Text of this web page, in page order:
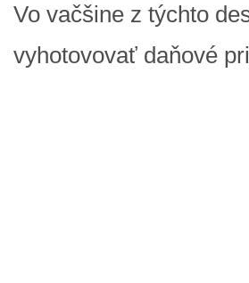
Vo vačšine z týchto
vyhotovovať daňové